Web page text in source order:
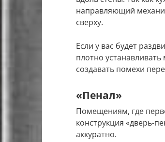
направляющий
сверху.
Если у вас будет
плотно
создавать помехи
«Пенал»
Помещениям, где
конструкция «дверь-
аккуратно.